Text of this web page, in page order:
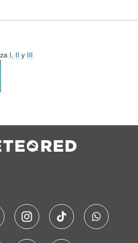
I, II y III